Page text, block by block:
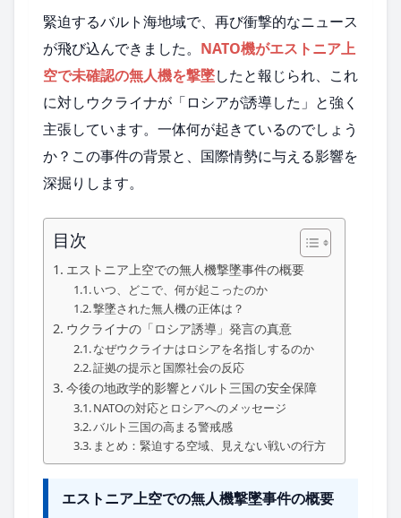
緊迫するバルト海地域で、再び衝撃的なニュース
が飛び込んできました。 NATO機がエストニア上
空で未確認の無人機を撃墜したと報じられ、これ
に対しウクライナが「ロシアが誘導した」と強く
主張しています。一体何が起きているのでしょう
か？この事件の背景と、国際情勢に与える影響を
深掘りします。
目次
エストニア上空での無人機撃墜事件の概要
いつ、どこで、何が起こったのか
撃墜された無人機の正体は？
ウクライナの「ロシア誘導」発言の真意
なぜウクライナはロシアを名指しするのか
証拠の提示と国際社会の反応
今後の地政学的影響とバルト三国の安全保障
NATOの対応とロシアへのメッセージ
バルト三国の高まる警戒感
まとめ：緊迫する空域、見えない戦いの行方
エストニア上空での無人機撃墜事件の概要